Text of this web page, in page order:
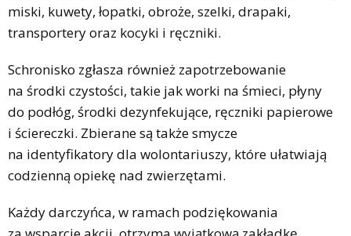
miski, kuwety, łopatki, obroże, szelki, drapaki,
transportery oraz kocyki i ręczniki.
Schronisko zgłasza również zapotrzebowanie
na środki czystości, takie jak worki na śmieci, płyny
do podłóg, środki dezynfekujące, ręczniki papierowe
i ściereczki. Zbierane są także smycze
na identyfikatory dla wolontariuszy, które ułatwiają
codzienną opiekę nad zwierzętami.
Każdy darczyńca, w ramach podziękowania